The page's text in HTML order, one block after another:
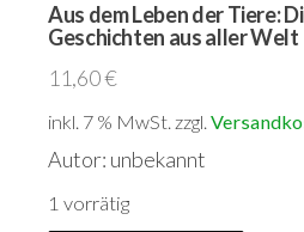
Aus dem Leben der Tiere:
Geschichten aus aller Welt
11,60€
inkl. 7 % MwSt. zzgl.
Autor: unbekannt
1 vorrätig